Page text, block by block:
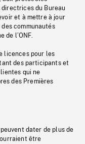
directrices du Bureau
et à mettre à jour
des communautés
de l’ONF.
licences pour les
des participants et
qui ne
des Premières
dater de plus de
être